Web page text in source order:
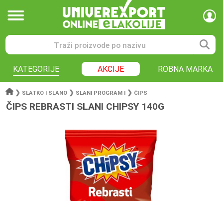
KATEGORIJE AKCIJE ROBNA MARKA
❯ SLATKO I SLANO ❯ SLANI PROGRAM I ❯ ČIPS
ČIPS REBRASTI SLANI CHIPSY 140G